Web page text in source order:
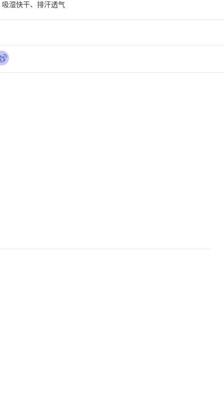
湿快干、排汗透气